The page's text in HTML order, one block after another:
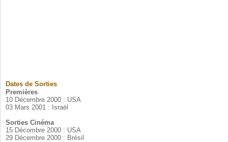
Dates de Sorties
Premières
10 Décembre 2000 : USA
03 Mars 2001 : Israël
Sorties Cinéma
15 Décombre 2000 : USA
29 Décembre 2000 : Brésil